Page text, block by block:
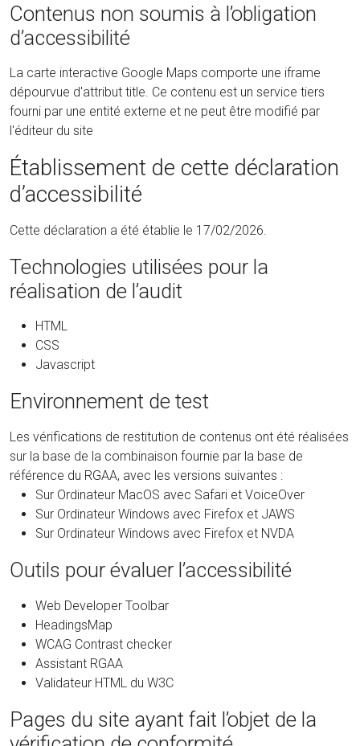
Contenus non soumis à l’obligation
d’accessibilité
La carte interactive Google Maps comporte une iframe
dépourvue d'attribut title. Ce contenu est un service tiers
fourni par une entité externe et ne peut être modifié par
l'éditeur du site
Établissement de cette déclaration
d’accessibilité
Cette déclaration a été établie le 17/02/2026.
Technologies utilisées pour la
réalisation de l’audit
HTML
CSS
Javascript
Environnement de test
Les vérifications de restitution de contenus ont été réalisées
sur la base de la combinaison fournie par la base de
référence du RGAA, avec les versions suivantes :
Sur Ordinateur MacOS avec Safari et VoiceOver
Sur Ordinateur Windows avec Firefox et JAWS
Sur Ordinateur Windows avec Firefox et NVDA
Outils pour évaluer l’accessibilité
Web Developer Toolbar
HeadingsMap
WCAG Contrast checker
Assistant RGAA
Validateur HTML du W3C
Pages du site ayant fait l’objet de la